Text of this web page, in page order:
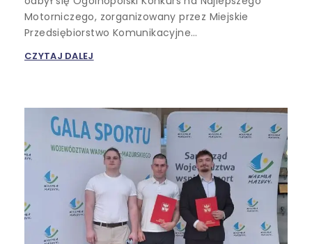
Motorniczego, zorganizowany przez Miejskie
Przedsiębiorstwo Komunikacyjne…
CZYTAJ DALEJ